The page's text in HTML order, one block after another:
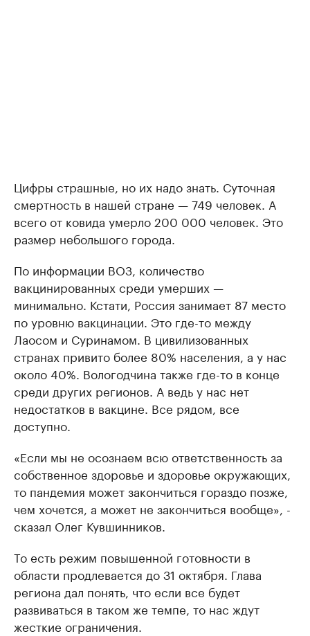
Цифры страшные, но их надо знать. Суточная
смертность в нашей стране — 749 человек. А
всего от ковида умерло 200 000 человек. Это
размер небольшого города.
По информации ВОЗ, количество
вакцинированных среди умерших —
минимально. Кстати, Россия занимает 87 место
по уровню вакцинации. Это где-то между
Лаосом и Суринамом. В цивилизованных
странах привито более 80% населения, а у нас
около 40%. Вологодчина также где-то в конце
среди других регионов. А ведь у нас нет
недостатков в вакцине. Все рядом, все
доступно.
«Если мы не осознаем всю ответственность за
собственное здоровье и здоровье окружающих,
то пандемия может закончиться гораздо позже,
чем хочется, а может не закончиться вообще», -
сказал Олег Кувшинников.
То есть режим повышенной готовности в
области продлевается до 31 октября. Глава
региона дал понять, что если все будет
развиваться в таком же темпе, то нас ждут
жесткие ограничения.